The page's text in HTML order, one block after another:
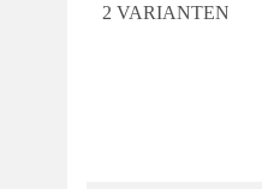
2 VARIANTEN